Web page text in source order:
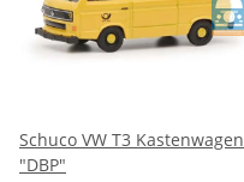
Schuco VW T3 Kastenwagen
"DBP"